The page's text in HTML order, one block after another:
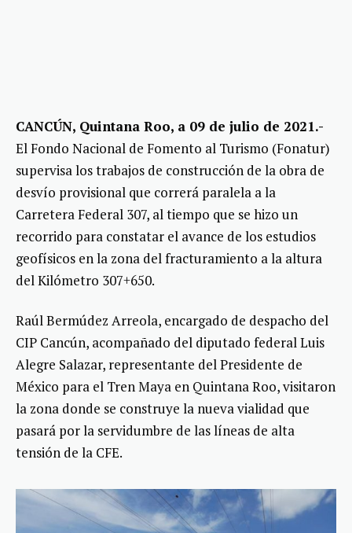
CANCÚN, Quintana Roo, a 09 de julio de 2021.-
El Fondo Nacional de Fomento al Turismo (Fonatur)
supervisa los trabajos de construcción de la obra de
desvío provisional que correrá paralela a la
Carretera Federal 307, al tiempo que se hizo un
recorrido para constatar el avance de los estudios
geofísicos en la zona del fracturamiento a la altura
del Kilómetro 307+650.
Raúl Bermúdez Arreola, encargado de despacho del
CIP Cancún, acompañado del diputado federal Luis
Alegre Salazar, representante del Presidente de
México para el Tren Maya en Quintana Roo, visitaron
la zona donde se construye la nueva vialidad que
pasará por la servidumbre de las líneas de alta
tensión de la CFE.